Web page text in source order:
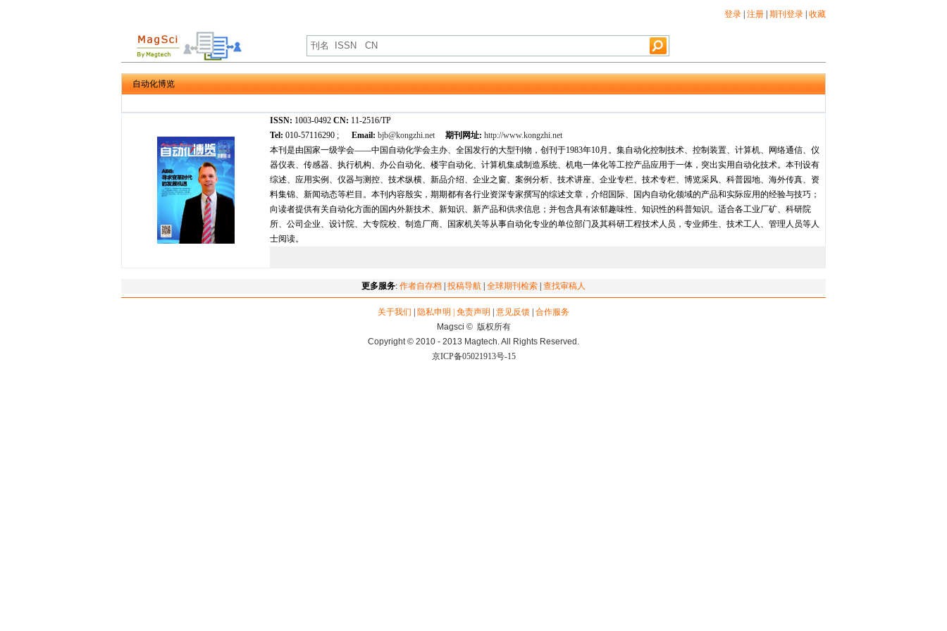
登录 注册 期刊登录 收藏
自动化博览
ISSN: 1003-0492 CN: 11-2516/TP
Tel: 010-57116290 ; Email: bjb@kongzhi.net 期刊网址: http://www.kongzhi.net
本刊是由国家一级学会——中国自动化学会主办、全国发行的大型刊物，创刊于1983年10月。集自动化控制技术、控制装置、计算机、网络通信、仪
器仪表、传感器、执行机构、办公自动化、楼宇自动化、计算机集成制造系统、机电一体化等工控产品应用于一体，突出实用自动化技术。本刊设有
综述、应用实例、仪器与测控、技术纵横、新品介绍、企业之窗、案例分析、技术讲座、企业专栏、技术专栏、博览采风、科普园地、海外传真、资
料集锦、新闻动态等栏目。本刊内容殷实，期期都有各行业资深专家撰写的综述文章，介绍国际、国内自动化领域的产品和实际应用的经验与技巧；
向读者提供有关自动化方面的国内外新技术、新知识、新产品和供求信息；并包含具有浓郁趣味性、知识性的科普知识。适合各工业厂矿、科研院
所、公司企业、设计院、大专院校、制造厂商、国家机关等从事自动化专业的单位部门及其科研工程技术人员，专业师生、技术工人、管理人员等人
士阅读。
更多服务: 作者自存档 投稿导航 全球期刊检索 查找审稿人
关于我们 隐私申明 | 免责声明 意见反馈 合作服务
Magsci © 版权所有
Copyright © 2010 - 2013 Magtech. All Rights Reserved.
京ICP备05021913号-15